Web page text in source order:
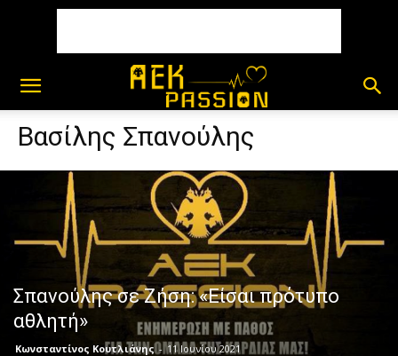
Βασίλης Σπανούλης
Σπανούλης σε Ζήση: «Είσαι πρότυπο
αθλητή»
Κωνσταντίνος Κουτλιάνης - 11 Ιουνίου 2021